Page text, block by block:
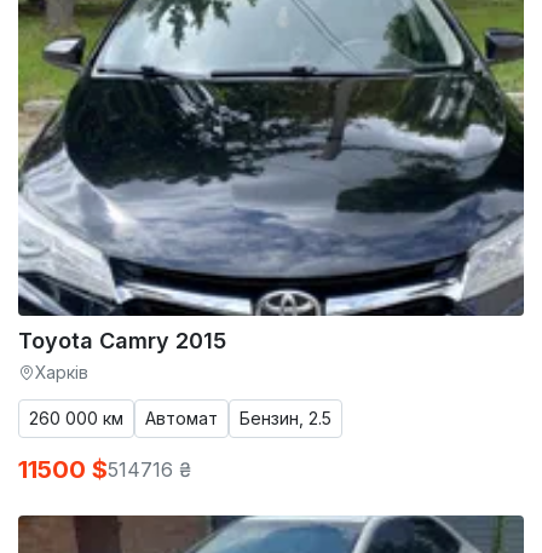
Toyota Camry 2015
Харків
260 000 км Автомат Бензин, 2.5
11500 $514716 ₴